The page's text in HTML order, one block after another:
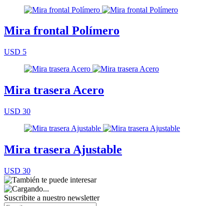
Mira frontal Polímero
USD 5
Mira trasera Acero
USD 30
Mira trasera Ajustable
USD 30
Suscribite a nuestro newsletter